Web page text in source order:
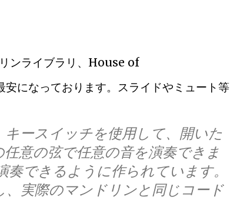
ンライブラリ、House of
になっております。スライドやミュート等
ースイッチを使用して、開いた
意の弦で任意の音を演奏できま
できるように作られています。
実際のマンドリンと同じコード